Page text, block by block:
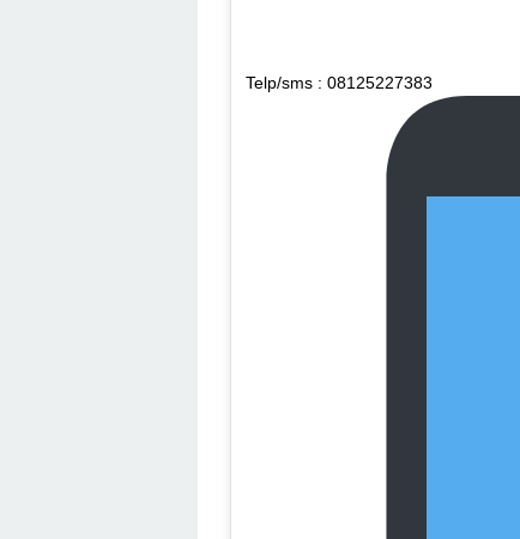
Telp/sms : 08125227383